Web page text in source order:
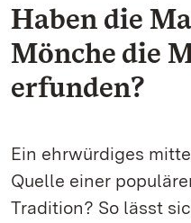
Haben die
Mönche die
erfunden?
Ein ehrwürdiges
Quelle einer
Tradition? So lässt